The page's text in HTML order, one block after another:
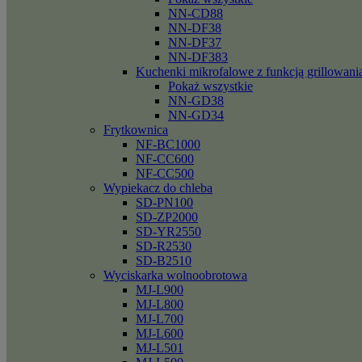
NN-CD88
NN-DF38
NN-DF37
NN-DF383
Kuchenki mikrofalowe z funkcją
Pokaż wszystkie
NN-GD38
NN-GD34
Frytkownica
NF-BC1000
NF-CC600
NF-CC500
Wypiekacz do chleba
SD-PN100
SD-ZP2000
SD-YR2550
SD-R2530
SD-B2510
Wyciskarka wolnoobrotowa
MJ-L900
MJ-L800
MJ-L700
MJ-L600
MJ-L501